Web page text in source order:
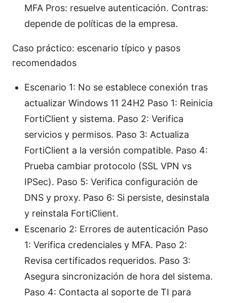
MFA Pros: resuelve autenticación. Contras:
depende de políticas de la empresa.
Caso práctico: escenario típico y pasos
recomendados
Escenario 1: No se establece conexión tras
actualizar Windows 11 24H2 Paso 1: Reinicia
FortiClient y sistema. Paso 2: Verifica
servicios y permisos. Paso 3: Actualiza
FortiClient a la versión compatible. Paso 4:
Prueba cambiar protocolo (SSL VPN vs
IPSec). Paso 5: Verifica configuración de
DNS y proxy. Paso 6: Si persiste, desinstala
y reinstala FortiClient.
Escenario 2: Errores de autenticación Paso
1: Verifica credenciales y MFA. Paso 2:
Revisa certificados requeridos. Paso 3:
Asegura sincronización de hora del sistema.
Paso 4: Contacta al soporte de TI para